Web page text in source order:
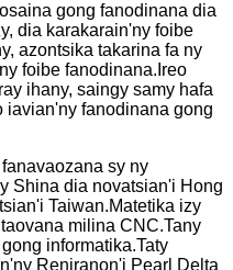
gong fanodinana dia
dia karakarain'ny foibe
azontsika takarina fa ny
foibe fanodinana.Ireo
ihany, saingy samy hafa
iavian'ny fanodinana gong
sy ny
Shina dia novatsian'i Hong
Taiwan.Matetika izy
milina CNC.Tany
informatika.Taty
Reniranon'i Pearl Delta